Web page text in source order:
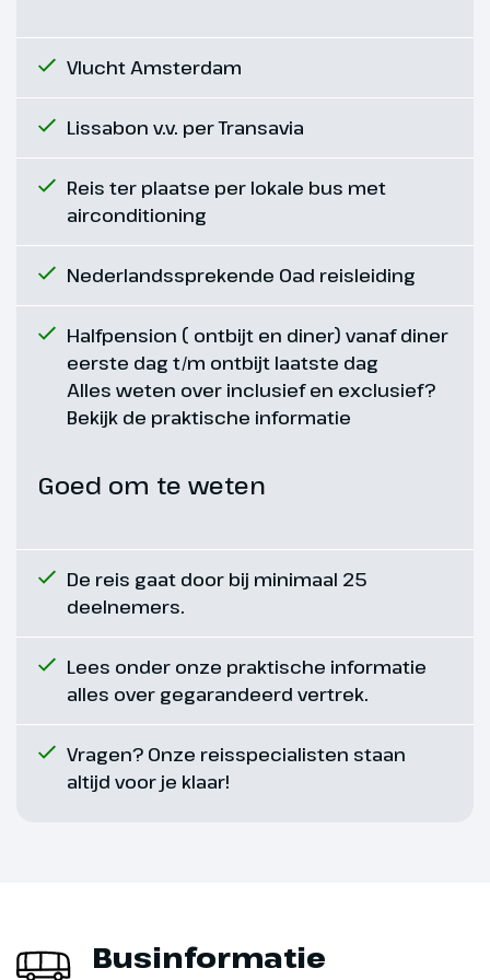
Dag 6
Eerste Kerstdag
De gehele dag vrij. In het hotel
krijg je een heerlijke lunch
aangeboden
Vlucht Amsterdam
Lissabon v.v. per Transavia
Reis ter plaatse per lokale bus met
airconditioning
Nederlandssprekende Oad reisleiding
Halfpension ( ontbijt en diner) vanaf diner
eerste dag t/m ontbijt laatste dag
Alles weten over inclusief en exclusief?
Bekijk de praktische informatie
Goed om te weten
De reis gaat door bij minimaal 25
deelnemers.
Lees onder onze praktische informatie
alles over gegarandeerd vertrek.
Vragen? Onze reisspecialisten staan
altijd voor je klaar!
Businformatie